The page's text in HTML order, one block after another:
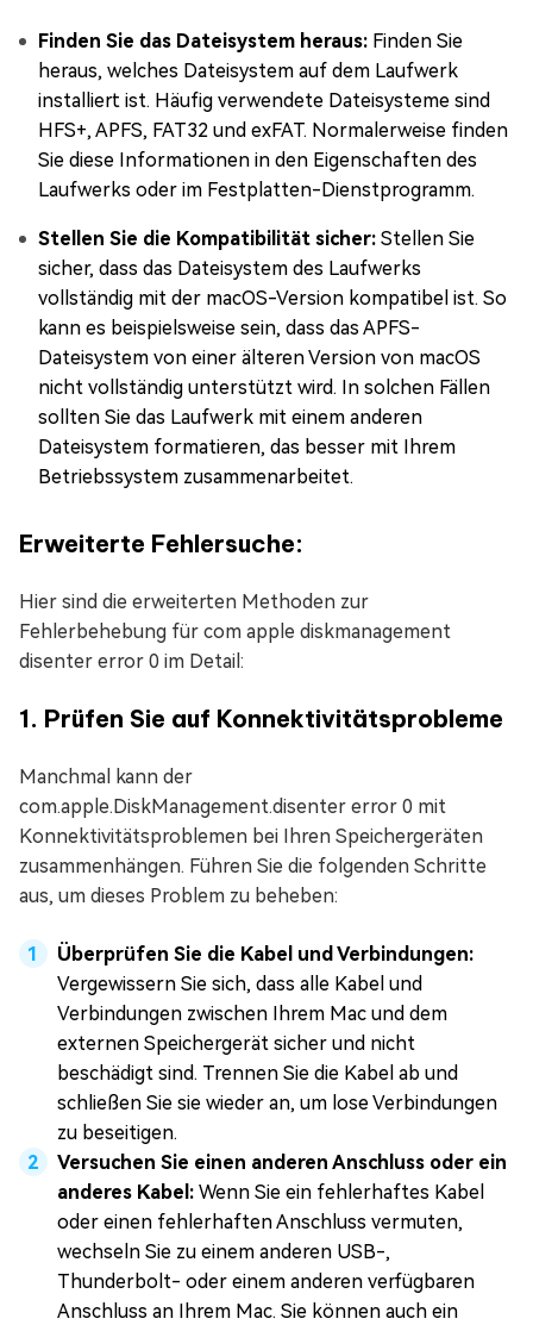
Finden Sie das Dateisystem heraus: Finden Sie
heraus, welches Dateisystem auf dem Laufwerk
installiert ist. Häufig verwendete Dateisysteme sind
HFS+, APFS, FAT32 und exFAT. Normalerweise finden
Sie diese Informationen in den Eigenschaften des
Laufwerks oder im Festplatten-Dienstprogramm.
Stellen Sie die Kompatibilität sicher: Stellen Sie
sicher, dass das Dateisystem des Laufwerks
vollständig mit der macOS-Version kompatibel ist. So
kann es beispielsweise sein, dass das APFS-
Dateisystem von einer älteren Version von macOS
nicht vollständig unterstützt wird. In solchen Fällen
sollten Sie das Laufwerk mit einem anderen
Dateisystem formatieren, das besser mit Ihrem
Betriebssystem zusammenarbeitet.
Erweiterte Fehlersuche:
Hier sind die erweiterten Methoden zur
Fehlerbehebung für com apple diskmanagement
disenter error 0 im Detail:
1. Prüfen Sie auf Konnektivitätsprobleme
Manchmal kann der
com.apple.DiskManagement.disenter error 0 mit
Konnektivitätsproblemen bei Ihren Speichergeräten
zusammenhängen. Führen Sie die folgenden Schritte
aus, um dieses Problem zu beheben:
Überprüfen Sie die Kabel und Verbindungen:
Vergewissern Sie sich, dass alle Kabel und
Verbindungen zwischen Ihrem Mac und dem
externen Speichergerät sicher und nicht
beschädigt sind. Trennen Sie die Kabel ab und
schließen Sie sie wieder an, um lose Verbindungen
zu beseitigen.
Versuchen Sie einen anderen Anschluss oder ein
anderes Kabel: Wenn Sie ein fehlerhaftes Kabel
oder einen fehlerhaften Anschluss vermuten,
wechseln Sie zu einem anderen USB-,
Thunderbolt- oder einem anderen verfügbaren
Anschluss an Ihrem Mac. Sie können auch ein